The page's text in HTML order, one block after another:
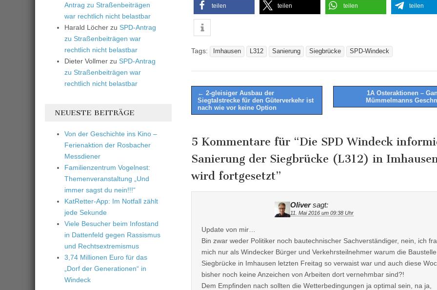
teilen teilen teilen teilen
Tags: Imhausen L312 Sanierung Siegbrücke SPD-Windeck
Post
navigation
← 2-gleisiger Ausbau der
Siegtalstrecke für den Güterverkehr ist
nach wie vor keine Option
1A Osteraktionen –
Mümmelmanns
5 Kommentare für “Die SPD Windeck
Sanierung der Siegbrücke (L312) in
wird fortgesetzt”
Oliver sagt:
11. Mai 2016 um 09:38 Uhr
Update von mir…
Bin zwar weder Politiker noch bautechnischer Sachverständiger, nein, ich
mich nur als Windecker Bürger und Verkehrsteilnehmer warum die Baustelle
Siegbrücke in Imhausen letzten Freitag so verwaist war und auch diese
bisher noch keine Anzeichen von Arbeiten dort vernehmbar sind?!
Dem Empfinden nach sollten die Wetterbedingungen ja optimal sein, na ja,
Antrag zu Straßenbeiträgen
war rechtlich nicht belastbar
Harald Löcher zu SPD-Antrag
zu Straßenbeiträgen war
rechtlich nicht belastbar
Dieter Vollmer zu SPD-Antrag
zu Straßenbeiträgen war
rechtlich nicht belastbar
NEUESTE BEITRÄGE
Von der Geschichte ins Kino –
Ferienaktion der Rosbacher
Messdiener
Familienzentrum Vogelnest:
Themenveranstaltung „Und
immer sagst du nein!!!“
KatRetter-App: Im Notfall zählt
jede Sekunde
Viele Besucher beim Infostand
in Dattenfeld gegen Rassismus
und Rechtsextremismus
3,74 Millionen Euro für das
„Dorf der Generationen“ in
Windeck